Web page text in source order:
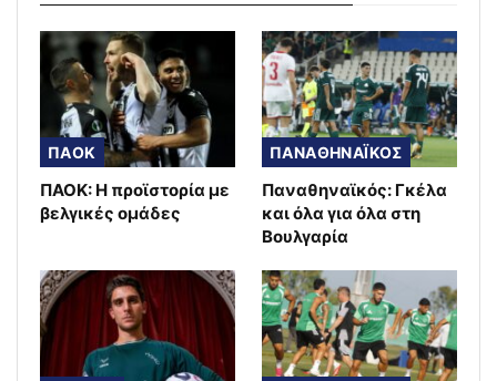
ΠΑΟΚ
ΠΑΟΚ: Η προϊστορία με
βελγικές ομάδες
ΠΑΝΑΘΗΝΑΪΚΟΣ
Παναθηναϊκός: Γκέλα
και όλα για όλα στη
Βουλγαρία